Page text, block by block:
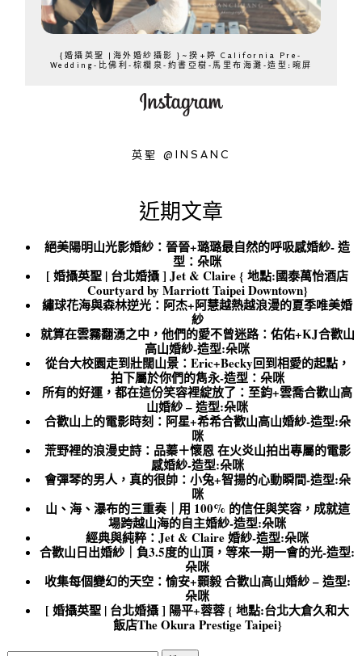
{婚攝英聖 |海外婚紗攝影 }~揆+婷 California Pre-
Wedding-比佛利-棕櫚泉-約書亞樹-馬里布海灘-造型:晼屏
英聖 @INSANC
近期文章
絕美陽明山光影婚紗：晉晉+璐璐最自然的呼吸感婚紗- 造
型：朵咪
[ 婚攝英聖 | 台北婚攝 ] Jet & Claire { 地點:國泰萬怡酒店
Courtyard by Marriott Taipei Downtown}
繡球花海與森林逆光：阿杰+阿慧越熱越浪漫的夏季唯美婚
紗
就算在雲霧翻湧之中，他們的愛不曾迷路：佑佑+KJ合歡山
高山婚紗-造型:朵咪
從台大校園走到壯闊山景：Eric+Becky回到相愛的起點，
拍下屬於你們的雋永-造型：朵咪
所有的好運，都在這份笑容裡綻放了：至鈞+雲喬合歡山高
山婚紗 – 造型:朵咪
合歡山上的電影時刻：阿星+希希合歡山高山婚紗-造型:朵
咪
荒野裡的浪漫史詩：品蓁＋懷恩 在火炎山拍出專屬的電影
感婚紗-造型:朵咪
會彈琴的男人，真的很帥：小兔+智揚的心動瞬間-造型:朵
咪
山、海、瀑布的三重奏｜用 100% 的信任與笑容，成就這
場跨越山海的自主婚紗-造型:朵咪
經典與純粹：Jet & Claire 婚紗-造型:朵咪
合歡山日出婚紗｜負3.5度的山頂，等來一期一會的光-造型:
朵咪
收集每個變幻的天空：愉安+顥毅 合歡山高山婚紗 – 造型:
朵咪
[ 婚攝英聖 | 台北婚攝 ] 陽平+蓉蓉 { 地點:台北大倉久和大
飯店The Okura Prestige Taipei}